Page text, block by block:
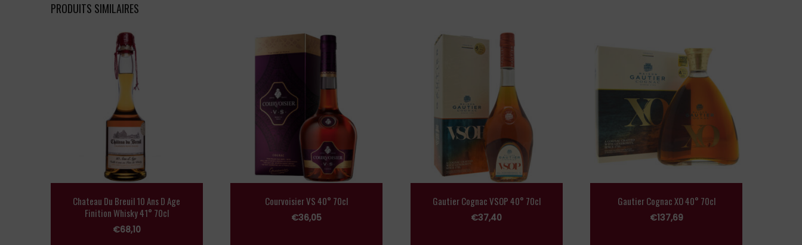
PRODUITS SIMILAIRES
Chateau Du Breuil 10 Ans D Age
Finition Whisky 41° 70cl
€68,10
Courvoisier VS 40° 70cl
€36,05
Gautier Cognac VSOP 40° 70cl
€37,40
Gautier Cognac XO 40° 70cl
€137,69